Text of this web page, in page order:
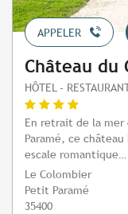
APPELER
Château du
HÔTEL -
En retrait de la mer
Paramé, ce
escale romantique…
Le Colombier
Petit Paramé
35400